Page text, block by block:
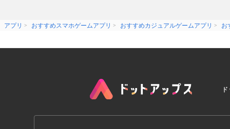
アプリ おすすめスマホゲームアプリ おすすめカジュアルゲームアプリ お